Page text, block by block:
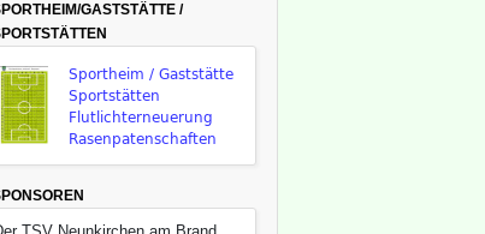
GASTSTÄTTE /
Sportheim / Gaststätte
Sportstätten
Flutlichterneuerung
Rasenpatenschaften